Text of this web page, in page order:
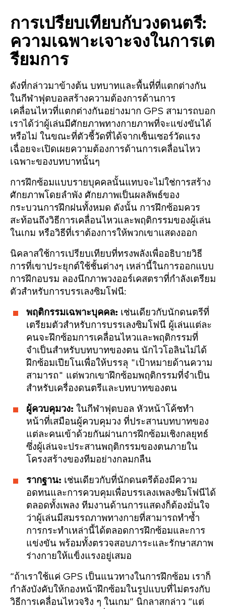
การเปรียบเทียบกับวงดนตรี:
ความเฉพาะเจาะจงในการเต
รียมการ
ดังที่กล่าวมาข้างต้น บทบาทและพื้นที่ที่แตกต่างกัน
ในกีฬาฟุตบอลสร้างความต้องการด้านการ
เคลื่อนไหวที่แตกต่างกันอย่างมาก GPS สามารถบอก
เราได้ว่าผู้เล่นมีศักยภาพทางกายภาพที่จะแข่งขันได้
หรือไม่ ในขณะที่ตัวชี้วัดที่ได้จากเซ็นเซอร์วัดแรง
เฉื่อยจะเปิดเผยความต้องการด้านการเคลื่อนไหว
เฉพาะของบทบาทนั้นๆ
การฝึกซ้อมแบบรายบุคคลนั้นแทบจะไม่ใช่การสร้าง
ศักยภาพโดยลำพัง ศักยภาพเป็นผลลัพธ์ของ
กระบวนการฝึกฝนทั้งหมด ดังนั้น การฝึกซ้อมควร
สะท้อนถึงวิธีการเคลื่อนไหวและพฤติกรรมของผู้เล่น
ในเกม หรือวิธีที่เราต้องการให้พวกเขาแสดงออก
นิคลาสใช้การเปรียบเทียบที่ทรงพลังเพื่ออธิบายวิธี
การที่เขาประยุกต์ใช้ชั้นต่างๆ เหล่านี้ในการออกแบบ
การฝึกอบรม ลองนึกภาพวงออร์เคสตราที่กำลังเตรียม
ตัวสำหรับการบรรเลงซิมโฟนี:
พฤติกรรมเฉพาะบุคคล: เช่นเดียวกับนักดนตรีที่
เตรียมตัวสำหรับการบรรเลงซิมโฟนี ผู้เล่นแต่ละ
คนจะฝึกซ้อมการเคลื่อนไหวและพฤติกรรมที่
จำเป็นสำหรับบทบาทของตน นักไวโอลินไม่ได้
ฝึกซ้อมเปียโนเพื่อให้บรรลุ "เป้าหมายด้านความ
สามารถ" แต่พวกเขาฝึกซ้อมพฤติกรรมที่จำเป็น
สำหรับเครื่องดนตรีและบทบาทของตน
ผู้ควบคุมวง: ในกีฬาฟุตบอล หัวหน้าโค้ชทำ
หน้าที่เสมือนผู้ควบคุมวง ที่ประสานบทบาทของ
แต่ละคนเข้าด้วยกันผ่านการฝึกซ้อมเชิงกลยุทธ์
ซึ่งผู้เล่นจะประสานพฤติกรรมของตนภายใน
โครงสร้างของทีมอย่างกลมกลืน
รากฐาน: เช่นเดียวกับที่นักดนตรีต้องมีความ
อดทนและการควบคุมเพื่อบรรเลงเพลงซิมโฟนีได้
ตลอดทั้งเพลง ทีมงานด้านการแสดงก็ต้องมั่นใจ
ว่าผู้เล่นมีสมรรถภาพทางกายที่สามารถทำซ้ำ
การกระทำเหล่านี้ได้ตลอดการฝึกซ้อมและการ
แข่งขัน พร้อมทั้งตรวจสอบภาระและรักษาสภาพ
ร่างกายให้แข็งแรงอยู่เสมอ
“ถ้าเราใช้แค่ GPS เป็นแนวทางในการฝึกซ้อม เราก็
กำลังบังคับให้กองหน้าฝึกซ้อมในรูปแบบที่ไม่ตรงกับ
วิธีการเคลื่อนไหวจริง ๆ ในเกม” นิกลาสกล่าว “แต่